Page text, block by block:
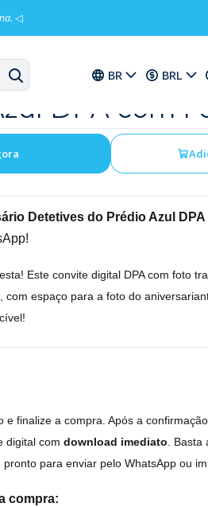
BR BRL
◁
DPA com
Detetives do Prédio Azul
Este convite digital DPA com foto
com espaço para a foto do
e finalize a compra. Após a
digital com download imediato. Basta
para enviar pelo WhatsApp ou
compra: